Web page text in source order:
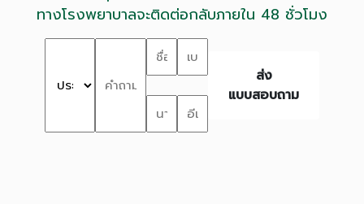
ทางโรงพยาบาลจะติดต่อกลับภายใน 48 ชั่วโมง
ส่ง
แบบสอบถาม